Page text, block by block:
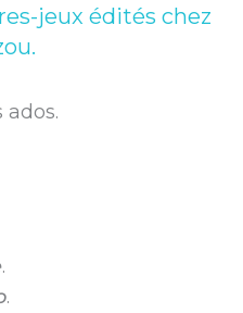
jeux édités chez
.
.